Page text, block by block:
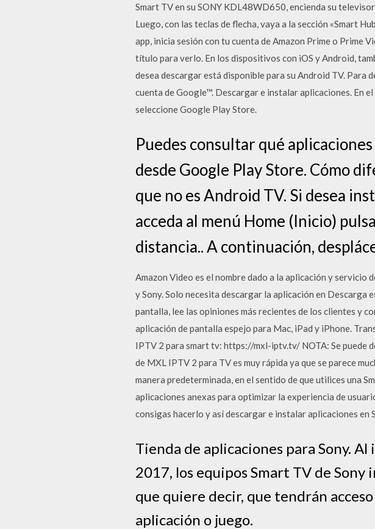
Smart TV en su SONY KDL48WD650, encienda su
Luego, con las teclas de flecha, vaya a la sección «Smart
app, inicia sesión con tu cuenta de Amazon Prime o Prime
título para verlo. En los dispositivos con iOS y Android,
desea descargar está disponible para su Android TV.
cuenta de Google™. Descargar e instalar aplicaciones. En
seleccione Google Play Store.
Puedes consultar qué
desde Google Play Store. Cómo
que no es Android TV. Si desea
acceda al menú Home (Inicio)
distancia.. A continuación,
Amazon Video es el nombre dado a la aplicación y servicio
y Sony. Solo necesita descargar la aplicación en
pantalla, lee las opiniones más recientes de los clientes y
aplicación de pantalla espejo para Mac, iPad y iPhone.
IPTV 2 para smart tv: https://mxl-iptv.tv/ NOTA: Se puede
de MXL IPTV 2 para TV es muy rápida ya que se parece
manera predeterminada, en el sentido de que utilices una
aplicaciones anexas para optimizar la experiencia de
consigas hacerlo y así descargar e instalar aplicaciones en
Tienda de aplicaciones para Sony.
2017, los equipos Smart TV de
que quiere decir, que tendrán
aplicación o juego.